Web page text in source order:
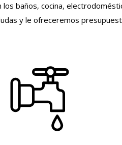
baños, cocina,
y le ofreceremos